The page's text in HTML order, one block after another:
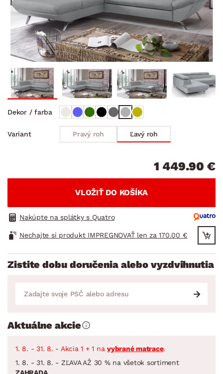
Dekor / farba
Variant Pravý roh Ľavý roh
1 449.90 €
VLOŽIŤ DO KOŠÍKA
Nakúpte na splátky s Quatro
Nechajte si produkt IMPREGNOVAŤ len za 170.00 €
Zistite dobu doručenia alebo vyzdvihnutia
Aktuálne akcie
1. 8. - 31. 8. - Akcia 1 + 1 na vybrané matrace.
1. 8. - 31. 8. - ZĽAVA AŽ 30 % na všetok sortiment
ZAHRADA.